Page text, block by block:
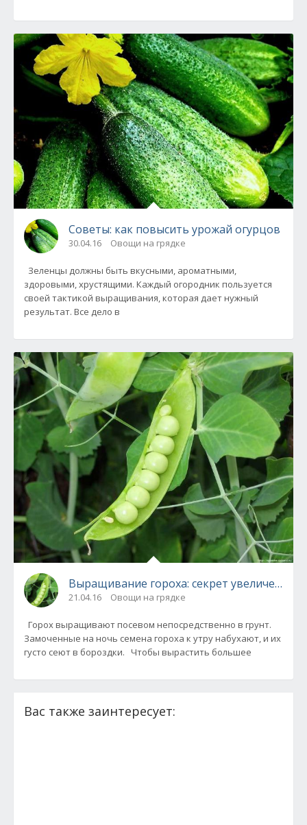
Советы: как повысить урожай огурцов
30.04.16 Овощи на грядке
Зеленцы должны быть вкусными, ароматными,
здоровыми, хрустящими. Каждый огородник пользуется
своей тактикой выращивания, которая дает нужный
результат. Все дело в
21.04.16 Овощи на грядке
Горох выращивают посевом непосредственно в грунт.
Замоченные на ночь семена гороха к утру набухают, и их
густо сеют в бороздки. Чтобы вырастить большее
Вас также заинтересует: